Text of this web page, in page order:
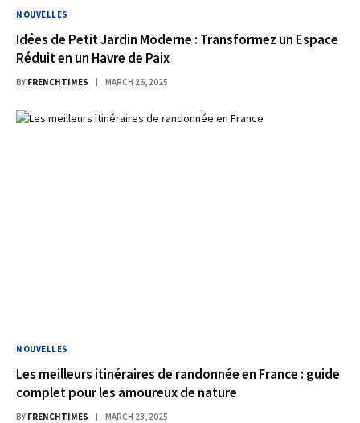
NOUVELLES
Idées de Petit Jardin Moderne : Transformez un Espace
Réduit en un Havre de Paix
BY FRENCHTIMES MARCH 26, 2025
NOUVELLES
Les meilleurs itinéraires de randonnée en France : guide
complet pour les amoureux de nature
BY FRENCHTIMES MARCH 23, 2025